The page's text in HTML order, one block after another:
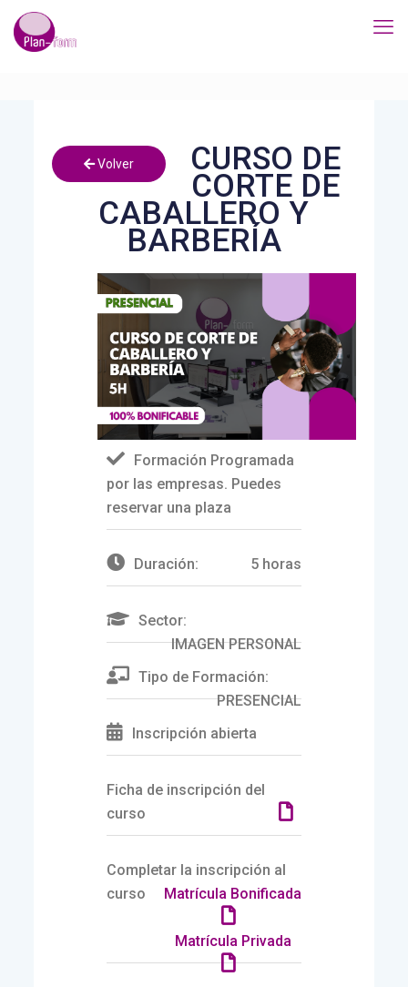
Volver CURSO DE
CORTE DE
CABALLERO Y
BARBERÍA
Formación Programada
por las empresas. Puedes
reservar una plaza
Duración: 5 horas
Sector:
IMAGEN PERSONAL
Tipo de Formación:
PRESENCIAL
Inscripción abierta
Ficha de inscripción del
curso
Completar la inscripción al
curso
Matrícula Bonificada
Matrícula Privada